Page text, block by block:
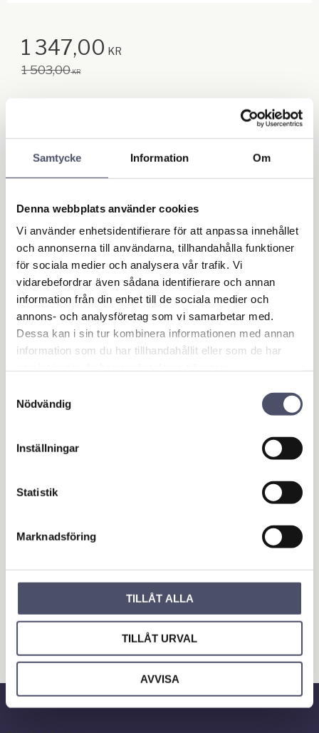
Samtycke Information Om
Denna webbplats använder cookies
Vi använder enhetsidentifierare för att anpassa innehållet
och annonserna till användarna, tillhandahålla funktioner
för sociala medier och analysera vår trafik. Vi
vidarebefordrar även sådana identifierare och annan
information från din enhet till de sociala medier och
annons- och analysföretag som vi samarbetar med.
Dessa kan i sin tur kombinera informationen med annan
information som du har tillhandahållit eller som de har
Nödvändig
Inställningar
Statistik
Marknadsföring
TILLÅT ALLA
TILLÅT URVAL
AVVISA
Nedsatt pris:
1 347,00 KR
Ordinarie pris:
1 503,00KR
st
KÖP
Lagerstatus
Ge ett omdöme!
Omdömen
Du
Maskin & Fordonstillbehör
Garage- & Fordonsutrustning
Hus & Hem
Verkstad & Industri